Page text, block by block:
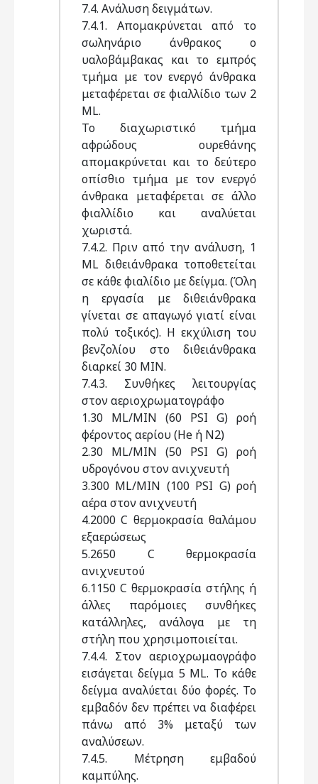
7.4. Ανάλυση δειγμάτων.
7.4.1. Απομακρύνεται από το
σωληνάριο άνθρακος ο
υαλοβάμβακας και το εμπρός
τμήμα με τον ενεργό άνθρακα
μεταφέρεται σε φιαλλίδιο των 2
ML.
Το διαχωριστικό τμήμα
αφρώδους ουρεθάνης
απομακρύνεται και το δεύτερο
οπίσθιο τμήμα με τον ενεργό
άνθρακα μεταφέρεται σε άλλο
φιαλλίδιο και αναλύεται
χωριστά.
7.4.2. Πριν από την ανάλυση, 1
ML διθειάνθρακα τοποθετείται
σε κάθε φιαλίδιο με δείγμα. (Όλη
η εργασία με διθειάνθρακα
γίνεται σε απαγωγό γιατί είναι
πολύ τοξικός). Η εκχύλιση του
βενζολίου στο διθειάνθρακα
διαρκεί 30 ΜΙΝ.
7.4.3. Συνθήκες λειτουργίας
στον αεριοχρωματογράφο
1.30 ML/MIN (60 PSI G) ροή
φέροντος αερίου (He ή Ν2)
2.30 ML/MIN (50 PSI G) ροή
υδρογόνου στον ανιχνευτή
3.300 ML/MIN (100 PSI G) ροή
αέρα στον ανιχνευτή
4.2000 C θερμοκρασία θαλάμου
εξαερώσεως
5.2650 C θερμοκρασία
ανιχνευτού
6.1150 C θερμοκρασία στήλης ή
άλλες παρόμοιες συνθήκες
κατάλληλες, ανάλογα με τη
στήλη που χρησιμοποιείται.
7.4.4. Στον αεριοχρωμαογράφο
εισάγεται δείγμα 5 ML. Το κάθε
δείγμα αναλύεται δύο φορές. Το
εμβαδόν δεν πρέπει να διαφέρει
πάνω από 3% μεταξύ των
αναλύσεων.
7.4.5. Μέτρηση εμβαδού
καμπύλης.